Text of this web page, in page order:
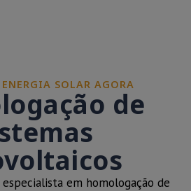
SOLAR AGORA
de
especialista em homologação de